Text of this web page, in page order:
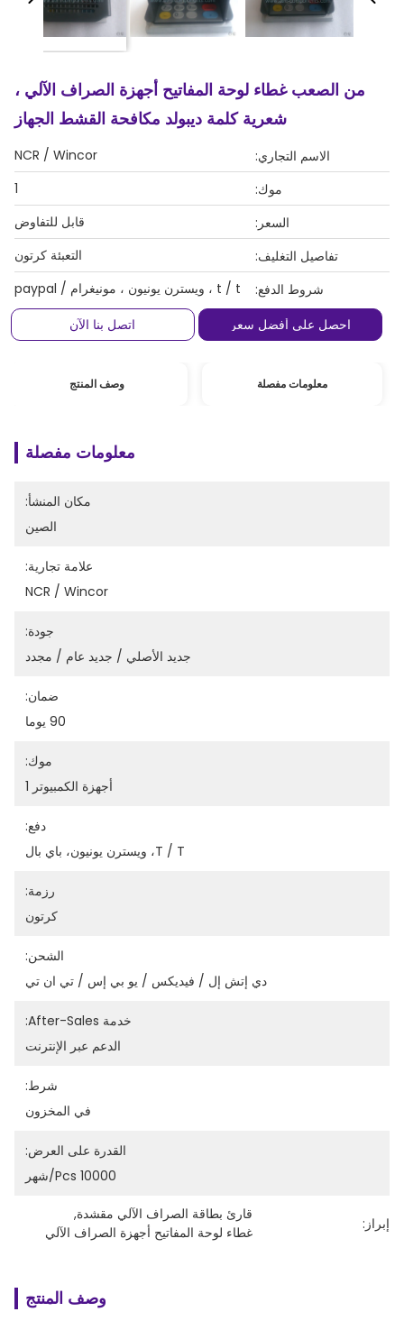
من الصعب غطاء لوحة المفاتيح أجهزة الصراف الآلي ،
شعرية كلمة ديبولد مكافحة القشط الجهاز
الاسم التجاري:
NCR / Wincor
موك:
1
السعر:
قابل للتفاوض
تفاصيل التغليف:
التعبئة كرتون
شروط الدفع:
t / t ، ويسترن يونيون ، مونيغرام / paypal
احصل على أفضل سعر
اتصل بنا الآن
معلومات مفصلة وصف المنتج
معلومات مفصلة
مكان المنشأ:
الصين
علامة تجارية:
NCR / Wincor
جودة:
جديد الأصلي / جديد عام / مجدد
ضمان:
90 يوما
موك:
أجهزة الكمبيوتر 1
دفع:
T / T، ويسترن يونيون، باي بال
رزمة:
كرتون
الشحن:
دي إتش إل / فيديكس / يو بي إس / تي ان تي
خدمة After-Sales:
الدعم عبر الإنترنت
شرط:
في المخزون
القدرة على العرض:
10000 Pcs/شهر
إبراز:
قارئ بطاقة الصراف الآلي مقشدة,
غطاء لوحة المفاتيح أجهزة الصراف الآلي
وصف المنتج